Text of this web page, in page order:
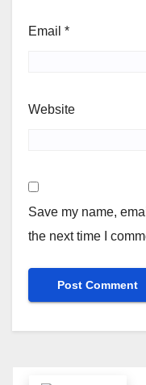
Email *
Website
Save my name,
the next time I